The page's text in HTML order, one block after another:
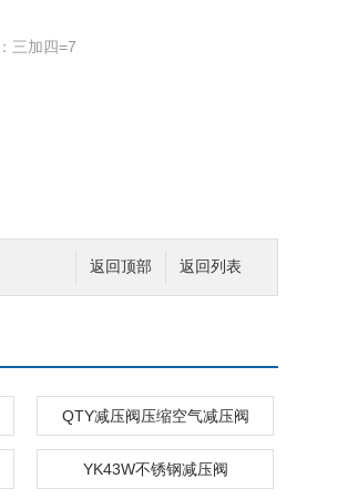
三加四=7
返回列表
返回顶部
QTY减压阀压缩空气减压阀
YK43W不锈钢减压阀